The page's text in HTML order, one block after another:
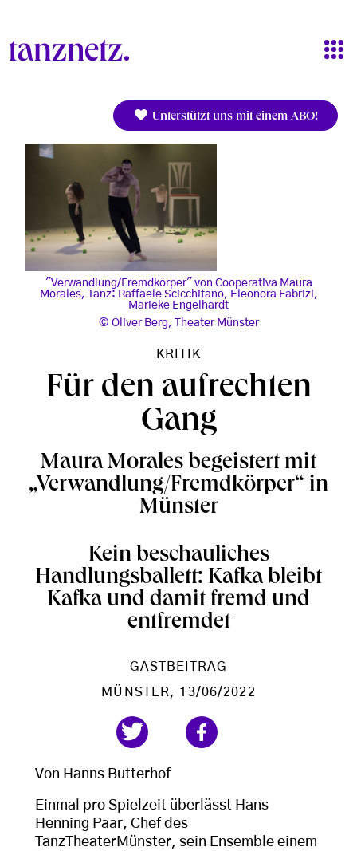
Unterstützt uns mit einem ABO!
"Verwandlung/Fremdkörper" von Cooperativa Maura
Morales, Tanz: Raffaele Scicchitano, Eleonora Fabrizi,
Marieke Engelhardt
Oliver Berg, Theater Münster
KRITIK
Für den aufrechten
Gang
Maura Morales begeistert mit
„Verwandlung/Fremdkörper“ in
Münster
Kein beschauliches
Handlungsballett: Kafka bleibt
Kafka und damit fremd und
entfremdet
GASTBEITRAG
MÜNSTER , 13/06/2022
Von Hanns Butterhof
Einmal pro Spielzeit überlässt Hans
Henning Paar, Chef des
TanzTheaterMünster, sein Ensemble einem